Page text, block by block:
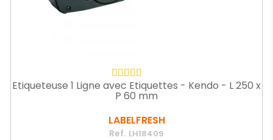
Etiqueteuse 1 Ligne avec Etiquettes - Kendo - L 250 x
P 60 mm
LABELFRESH
Ref. LH18409